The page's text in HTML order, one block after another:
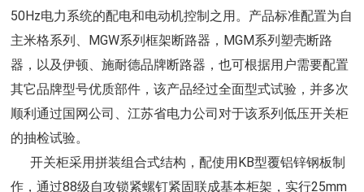
50Hz电力系统的配电和电动机控制之用。产品标准配置为自
主米格系列、MGW系列框架断路器，MGM系列塑壳断路
器，以及伊顿、施耐德品牌断路器，也可根据用户需要配置
其它品牌型号优质部件，该产品经过全面型式试验，并多次
顺利通过国网公司、江苏省电力公司对于该系列低压开关柜
的抽检试验。
开关柜采用拼装组合式结构，配使用KB型覆铝锌钢板制
作，通过88级自攻锁紧螺钉紧固联成基本柜架，实行25mm